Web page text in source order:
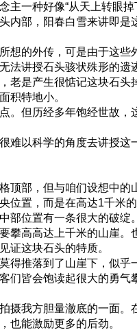
主一种好像“从天上转眼掉
内部，阳春白雪来讲即是
想的外传，可是由于这些
法讲授石头骇状殊形的遗
老是产生很惦记这块石头
积特地小。
。但历经多年饱经世故，
难以科学的角度去讲授这
顶部，但与咱们设想中的
位置，而是在高达1千米
部位置有一条很大的破绽。
攀高高达上千米的山崖。
证这块石头的特质。
得推落到了山崖下，似乎
们皆会饱读起很大的勇气
摄我方胆量澈底的一面。
也能激励更多的后劲。